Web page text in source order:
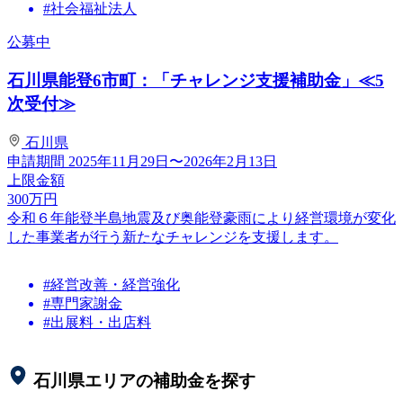
#社会福祉法人
公募中
石川県能登6市町：「チャレンジ支援補助金」≪5
次受付≫
石川県
申請期間 2025年11月29日〜2026年2月13日
上限金額
300万円
令和６年能登半島地震及び奥能登豪雨により経営環境が変化
した事業者が行う新たなチャレンジを支援します。
#経営改善・経営強化
#専門家謝金
#出展料・出店料
石川県エリアの補助金を探す